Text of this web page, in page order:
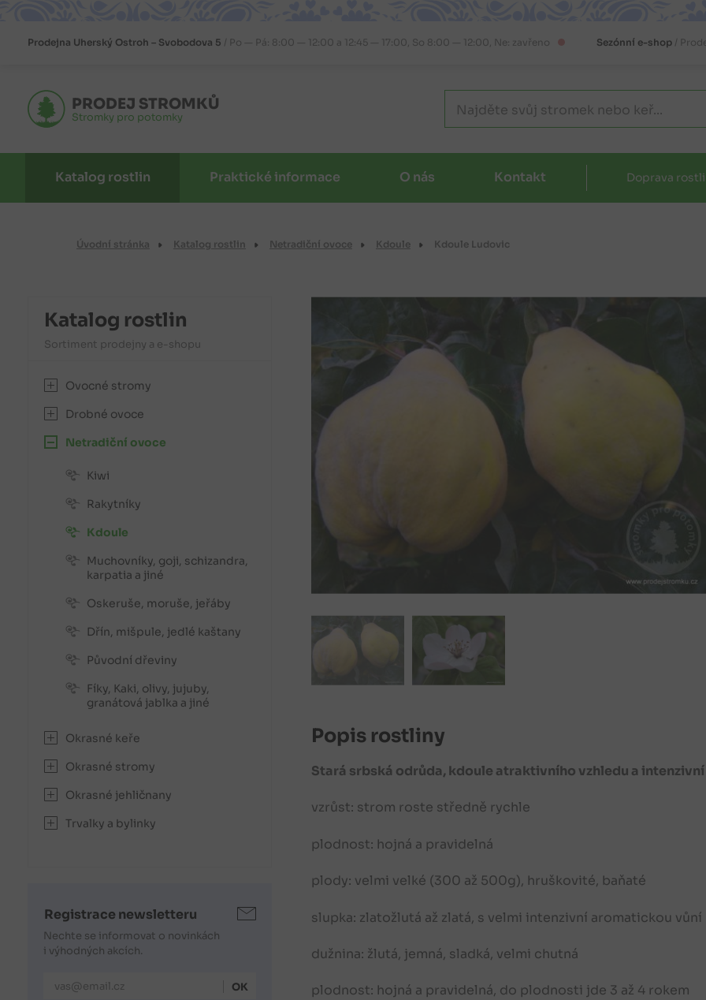
Prodejna Uherský Ostroh – Svobodova 5 Po — Pá: 8:00 — 12:00 a 12:45 — 17:00, So 8:00 — 12:00, Ne: zavřeno Sezónní e-shop/
PRODEJ STROMKŮ
Stromky pro potomky
Katalog rostlin Praktické informace O nás Kontakt Doprava
Úvodní stránka Katalog rostlin Netradiční ovoce Kdoule Kdoule Ludovic
Popis rostliny
Stará srbská odrůda, kdoule atraktivního vzhledu a
vzrůst: strom roste středně rychle
plodnost: hojná a pravidelná
plody: velmi velké (300 až 500g), hruškovité, baňaté
slupka: zlatožlutá až zlatá, s velmi intenzivní aromatickou vůní
dužnina: žlutá, jemná, sladká, velmi chutná
plodnost: hojná a pravidelná, do plodnosti jde 3 až 4 rokem
Katalog rostlin
Sortiment prodejny a e-shopu
Ovocné stromy
Drobné ovoce
Netradiční ovoce
Kiwi
Rakytníky
Kdoule
Muchovníky, goji, schizandra,
karpatia a jiné
Oskeruše, moruše, jeřáby
Dřín, mišpule, jedlé kaštany
Původní dřeviny
Fíky, Kaki, olivy, jujuby,
granátová jablka a jiné
Okrasné keře
Okrasné stromy
Okrasné jehličnany
Trvalky a bylinky
Registrace newsletteru
Nechte se informovat o novinkách
i výhodných akcích.
E-mailová adresa